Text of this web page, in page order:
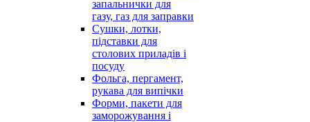
запальнички для
газу, газ для заправки
Сушки, лотки,
підставки для
столових приладів і
посуду
Фольга, пергамент,
рукава для випічки
Форми, пакети для
заморожування і